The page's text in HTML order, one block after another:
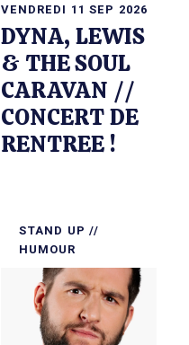
VENDREDI 11 SEP 2026
DYNA, LEWIS
& THE SOUL
CARAVAN //
CONCERT DE
RENTREE !
STAND UP //
HUMOUR